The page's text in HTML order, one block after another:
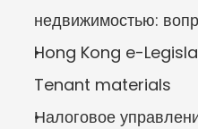
недвижимостью:
Hong Kong e-
Tenant materials
Налоговое